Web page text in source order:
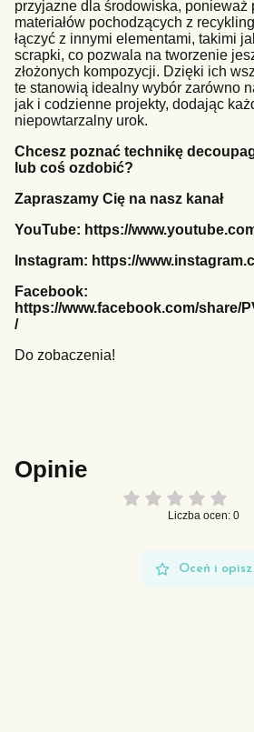
przyjazne dla środowiska, ponieważ
materiałów pochodzących z
łączyć z innymi elementami, takimi
scrapki, co pozwala na tworzenie
złożonych kompozycji. Dzięki ich
te stanowią idealny wybór zarówno
jak i codzienne projekty, dodając
niepowtarzalny urok.
Chcesz poznać technikę
lub coś ozdobić?
Zapraszamy Cię na nasz kanał
YouTube: https://
Instagram: https://
Facebook:
https://www.facebook.com/share/
/
Do zobaczenia!
Opinie
Liczba ocen: 0
Oceń i opisz